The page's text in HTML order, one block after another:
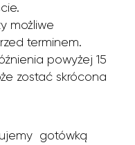
możliwe
terminem.
powyżej 15
zostać skrócona
gotówką